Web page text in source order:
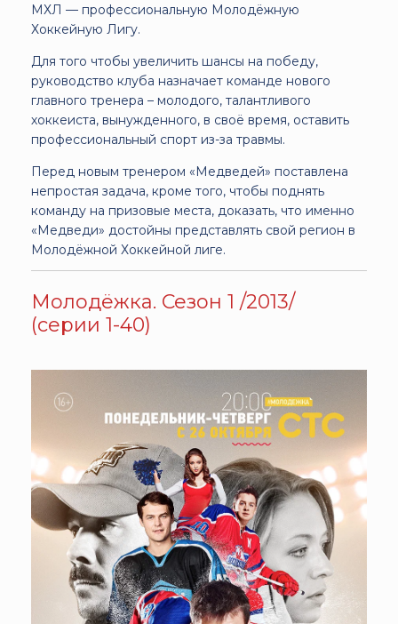
МХЛ — профессиональную Молодёжную
Хоккейную Лигу.
Для того чтобы увеличить шансы на победу,
руководство клуба назначает команде нового
главного тренера – молодого, талантливого
хоккеиста, вынужденного, в своё время, оставить
профессиональный спорт из-за травмы.
Перед новым тренером «Медведей» поставлена
непростая задача, кроме того, чтобы поднять
команду на призовые места, доказать, что именно
«Медведи» достойны представлять свой регион в
Молодёжной Хоккейной лиге.
Молодёжка. Сезон 1 /2013/
(серии 1-40)